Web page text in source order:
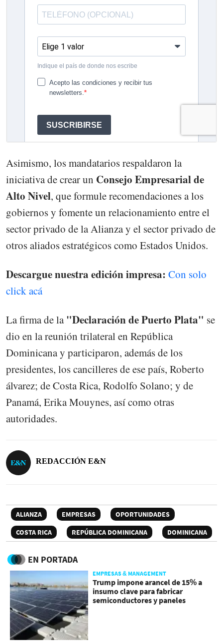
Asimismo, los mandatarios respaldaron la
iniciativa de crear un Consejo Empresarial de
Alto Nivel, que formule recomendaciones a los
gobiernos y fomente un relacionamiento entre el
sector privado de la Alianza y el sector privado de
otros aliados estratégicos como Estados Unidos.
Descargue nuestra edición impresa: Con solo
click acá
La firma de la"Declaración de Puerto Plata" se
dio en la reunión trilateral en República
Dominicana y participaron, además de los
presidentes, los cancilleres de ese país, Roberto
álvarez; de Costa Rica, Rodolfo Solano; y de
Panamá, Erika Mouynes, así como otras
autoridades.
REDACCIÓN E&N
ALIANZA EMPRESAS
OPORTUNIDADES
COSTA RICA
REPÚBLICA DOMINICANA DOMINICANA
EN PORTADA
EMPRESAS & MANAGEMENT
Trump impone arancel de 15% a
insumo clave para fabricar
semiconductores y paneles